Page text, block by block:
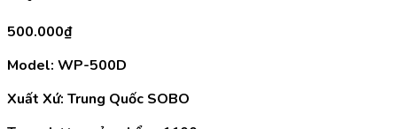
500.000₫
Model: WP-500D
Xuất Xứ: Trung Quốc SOBO